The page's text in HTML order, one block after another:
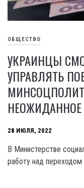
ОБЩЕСТВО
УКРАИНЦЫ
УПРАВЛЯТЬ
28 ИЮЛЯ, 2022
В Министерстве
работу над переходом